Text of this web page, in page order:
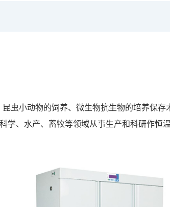
虫小动物的饲养、微生物抗生物的培养保存
学、水产、蓄牧等领域从事生产和科研作恒